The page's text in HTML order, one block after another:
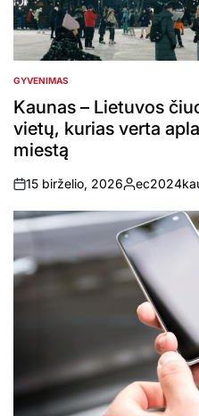
POSTED
IN
GYVENIMAS
Kaunas – Lietuvos
vietų, kurias verta
miestą
on
15 birželio, 2026
Posted
by